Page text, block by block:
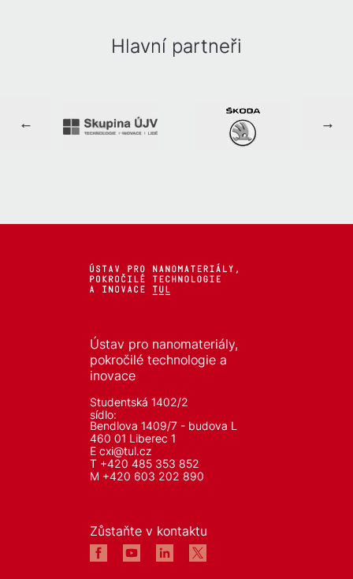
Hlavní partneři
Ústav pro nanomateriály,
pokročilé technologie a
inovace
Studentská 1402/2
sídlo:
Bendlova 1409/7 - budova L
460 01 Liberec 1
E cxi@tul.cz
T +420 485 353 852
M +420 603 202 890
Zůstaňte v kontaktu